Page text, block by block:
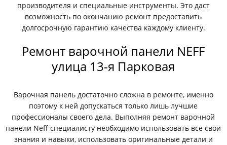
производителя и специальные инструменты. Это даст
возможность по окончанию ремонт предоставить
долгосрочную гарантию качества каждому клиенту.
Ремонт варочной панели NEFF
улица 13-я Парковая
Варочная панель достаточно сложна в ремонте, именно
поэтому к ней допускаться только лишь лучшие
профессионалы своего дела. Выполняя ремонт варочной
панели Neff специалисту необходимо использовать все свои
знания и навыки, использовать оригинальные детали и